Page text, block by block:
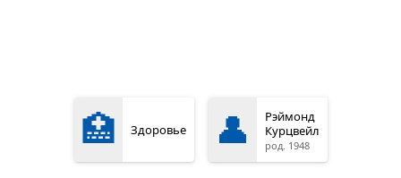
🏥 Здоровье 👤
Рэймонд
Курцвейл
род. 1948